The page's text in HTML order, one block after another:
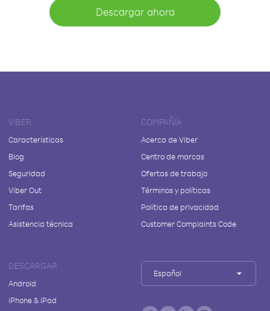
Descargar ahora
VIBER
Características
Blog
Seguridad
Viber Out
Tarifas
Asistencia técnica
COMPAÑÍA
Acerca de Viber
Centro de marcas
Ofertas de trabajo
Términos y políticas
Política de privacidad
Customer Complaints Code
DESCARGAR
Android
iPhone & iPad
Español